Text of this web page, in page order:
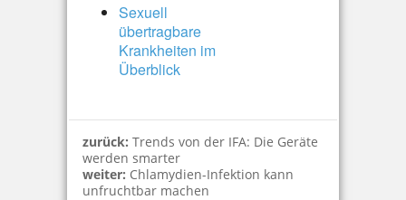
Sexuell
übertragbare
Krankheiten im
Überblick
zurück: Trends von der IFA: Die Geräte
werden smarter
weiter: Chlamydien-Infektion kann
unfruchtbar machen